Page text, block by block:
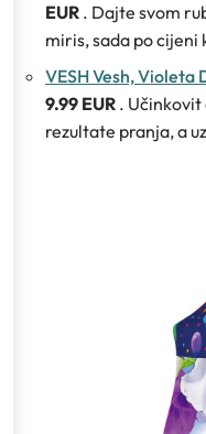
EUR . Dajte svom
miris, sada po cijeni
VESH Vesh, Violeta
9.99 EUR .
rezultate pranja, a